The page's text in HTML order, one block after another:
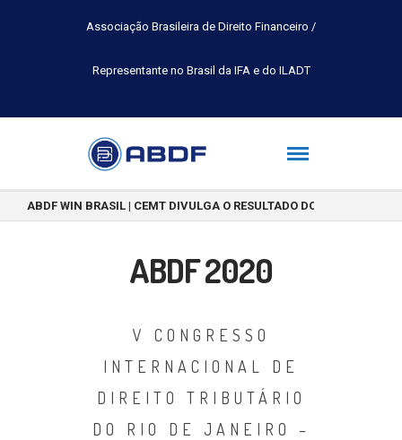
Associação Brasileira de Direito Financeiro /
Representante no Brasil da IFA e do ILADT
ABDF WIN BRASIL | CEMT DIVULGA O RESULTADO DO CONCURSO
ABDF 2020
V CONGRESSO
INTERNACIONAL DE
DIREITO TRIBUTÁRIO
DO RIO DE JANEIRO –